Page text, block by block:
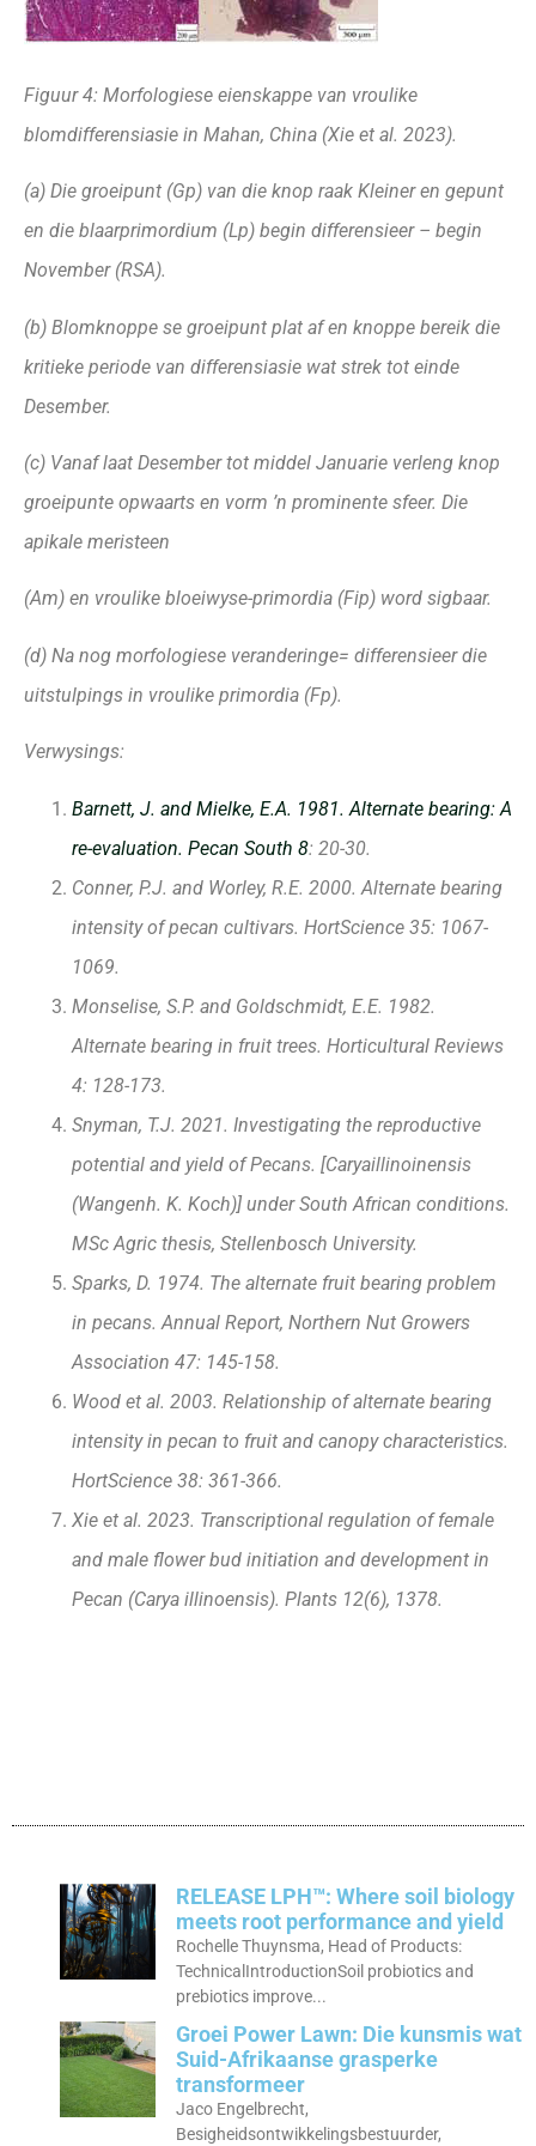
Figuur 4: Morfologiese eienskappe van vroulike
blomdifferensiasie in Mahan, China (Xie et al. 2023).
(a) Die groeipunt (Gp) van die knop raak Kleiner en gepunt
en die blaarprimordium (Lp) begin differensieer – begin
November (RSA).
(b) Blomknoppe se groeipunt plat af en knoppe bereik die
kritieke periode van differensiasie wat strek tot einde
Desember.
(c) Vanaf laat Desember tot middel Januarie verleng knop
groeipunte opwaarts en vorm ’n prominente sfeer. Die
apikale meristeen
(Am) en vroulike bloeiwyse-primordia (Fip) word sigbaar.
(d) Na nog morfologiese veranderinge= differensieer die
uitstulpings in vroulike primordia (Fp).
Verwysings:
Barnett, J. and Mielke, E.A. 1981. Alternate bearing: A
re-evaluation. Pecan South 8: 20-30.
Conner, P.J. and Worley, R.E. 2000. Alternate bearing
intensity of pecan cultivars. HortScience 35: 1067-
1069.
Monselise, S.P. and Goldschmidt, E.E. 1982.
Alternate bearing in fruit trees. Horticultural Reviews
4: 128-173.
Snyman, T.J. 2021. Investigating the reproductive
potential and yield of Pecans. [Caryaillinoinensis
(Wangenh. K. Koch)] under South African conditions.
MSc Agric thesis, Stellenbosch University.
Sparks, D. 1974. The alternate fruit bearing problem
in pecans. Annual Report, Northern Nut Growers
Association 47: 145-158.
Wood et al. 2003. Relationship of alternate bearing
intensity in pecan to fruit and canopy characteristics.
HortScience 38: 361-366.
Xie et al. 2023. Transcriptional regulation of female
and male flower bud initiation and development in
Pecan (Carya illinoensis). Plants 12(6), 1378.
RELEASE LPH™: Where soil biology
meets root performance and yield
Rochelle Thuynsma, Head of Products:
TechnicalIntroductionSoil probiotics and
prebiotics improve...
Groei Power Lawn: Die kunsmis wat
Suid-Afrikaanse grasperke
transformeer
Jaco Engelbrecht,
Besigheidsontwikkelingsbestuurder,